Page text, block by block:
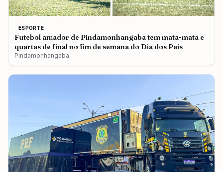
ESPORTE
Futebol amador de Pindamonhangaba tem mata-mata e
quartas de final no fim de semana do Dia dos Pais
Pindamonhangaba